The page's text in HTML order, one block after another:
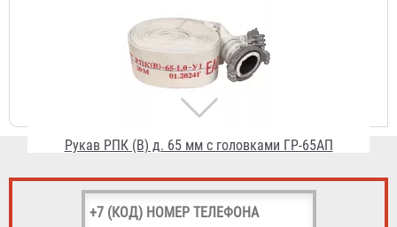
Рукав РПК (В) д. 65 мм с головками ГР-65АП
1 813 ₽